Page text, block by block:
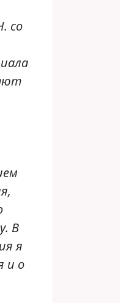
со
В
я
и о